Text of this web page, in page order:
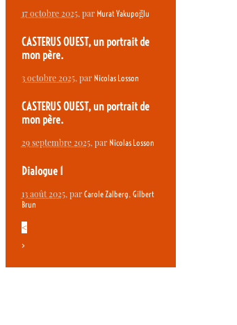
17 octobre 2025, par Murat Yakupoğlu
CASTERUS OUEST, un portrait de
mon père.
3 octobre 2025, par Nicolas Losson
CASTERUS OUEST, un portrait de
mon père.
29 septembre 2025, par Nicolas Losson
Dialogue 1
13 août 2025, par Carole Zalberg, Gilbert
Brun
<
>